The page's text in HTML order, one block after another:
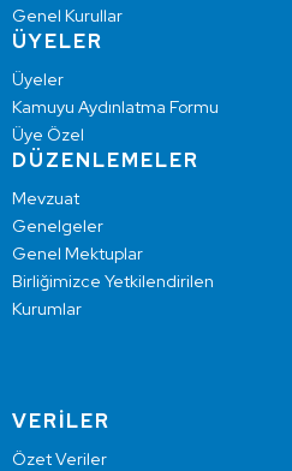
Genel Kurullar
ÜYELER
Üyeler
Kamuyu Aydınlatma Formu
Üye Özel
DÜZENLEMELER
Mevzuat
Genelgeler
Genel Mektuplar
Birliğimizce Yetkilendirilen
Kurumlar
VERİLER
Özet Veriler